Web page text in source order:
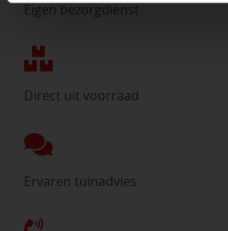
Eigen bezorgdienst
Direct uit voorraad
Ervaren tuinadvies